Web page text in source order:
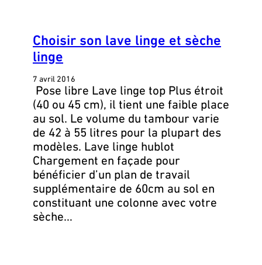
Choisir son lave linge et sèche
linge
7 avril 2016
Pose libre Lave linge top Plus étroit
(40 ou 45 cm), il tient une faible place
au sol. Le volume du tambour varie
de 42 à 55 litres pour la plupart des
modèles. Lave linge hublot
Chargement en façade pour
bénéficier d’un plan de travail
supplémentaire de 60cm au sol en
constituant une colonne avec votre
sèche…